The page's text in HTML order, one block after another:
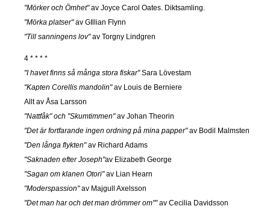
"Mörker och Ömhet"av Joyce Carol Oates. Diktsamling.
"Mörka platser"av GIllian Flynn
"Till sanningens lov"av Torgny Lindgren
4 * * * *
"I havet finns så många stora fiskar"Sara Lövestam
"Kapten Corellis mandolin"av Louis de Berniere
Allt av Åsa Larsson
"Nattfåk" och "Skumtimmen"av Johan Theorin
"Det är fortfarande ingen ordning på mina papper"av Bodil Malmsten
"Den långa flykten"av Richard Adams
"Saknaden efter Joseph"av Elizabeth George
"Sagan om klanen Otori"av Lian Hearn
"Moderspassion"av Majgull Axelsson
"Det man har och det man drömmer om""av Cecilia Davidsson